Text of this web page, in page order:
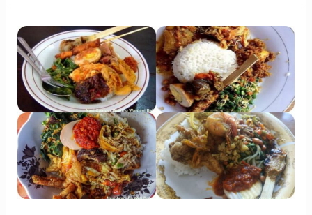
Nasi
Campur
Bali
Terkenal
Enak
Yang
Wajib
Kamu
Coba!